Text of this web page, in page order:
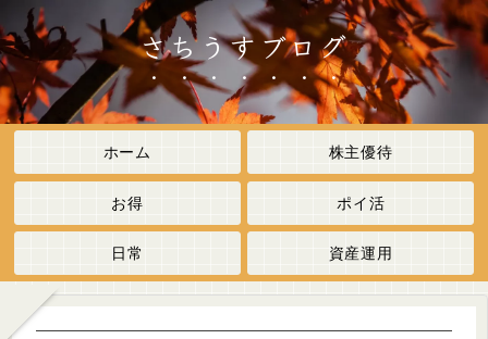
さちうすブログ
ホーム 株主優待
お得 ポイ活
日常 資産運用